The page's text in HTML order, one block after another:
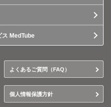
ス MedTube
よくあるご質問（FAQ）
個人情報保護方針